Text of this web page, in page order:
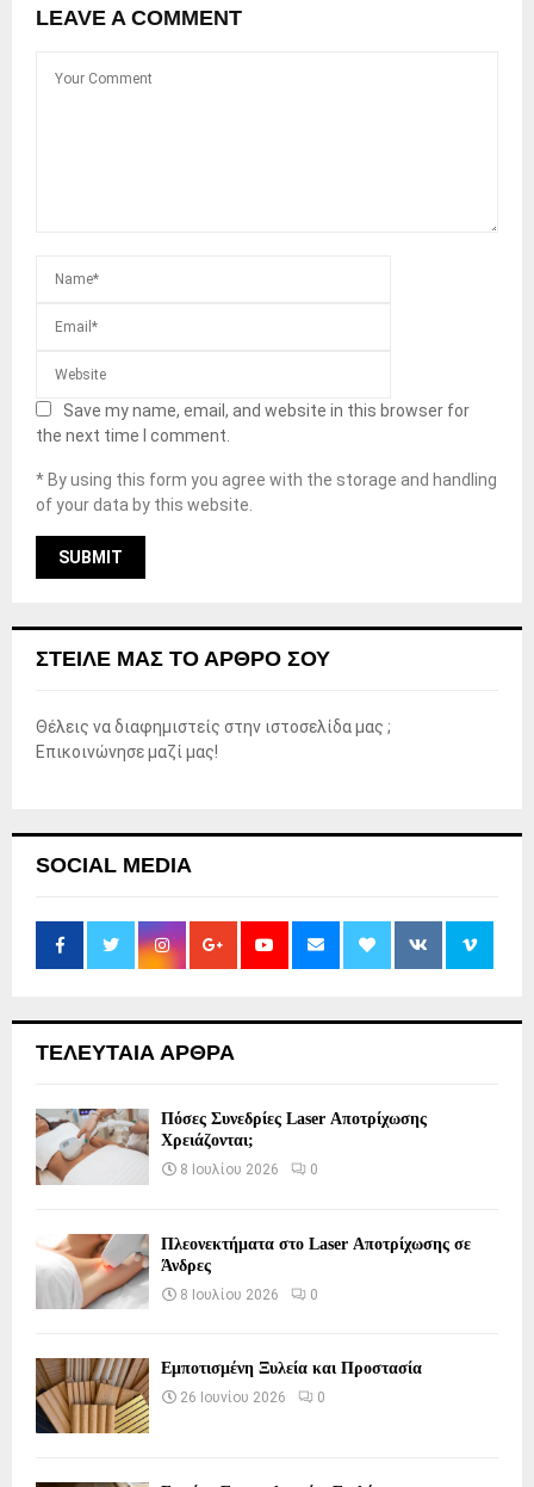
LEAVE A COMMENT
Save my name, email, and website in this browser for
the next time I comment.
* By using this form you agree with the storage and handling
of your data by this website.
ΣΤΕΊΛΕ ΜΑΣ ΤΟ ΆΡΘΡΟ ΣΟΥ
Θέλεις να διαφημιστείς στην ιστοσελίδα μας ;
Επικοινώνησε μαζί μας!
SOCIAL MEDIA
ΤΕΛΕΥΤΑΙΑ ΑΡΘΡΑ
Πόσες Συνεδρίες Laser Αποτρίχωσης
Χρειάζονται;
8 Ιουλίου 2026 0
Πλεονεκτήματα στο Laser Αποτρίχωσης σε
Άνδρες
8 Ιουλίου 2026 0
Εμποτισμένη Ξυλεία και Προστασία
26 Ιουνίου 2026 0